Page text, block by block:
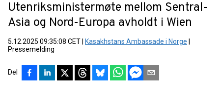
Utenriksministermøte mellom Sentral-
Asia og Nord-Europa avholdt i Wien
5.12.2025 09:35:08 CET Kasakhstans Ambassade i Norge
Pressemelding
Del